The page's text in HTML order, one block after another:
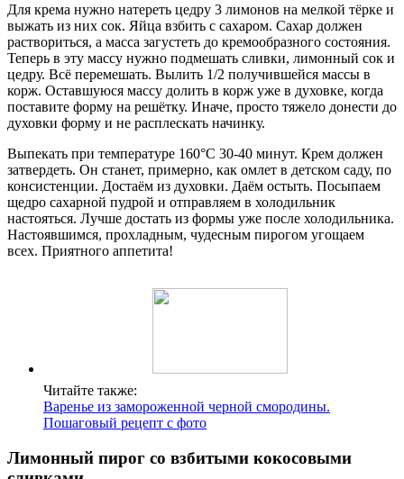
Для крема нужно натереть цедру 3 лимонов на мелкой тёрке и
выжать из них сок. Яйца взбить с сахаром. Сахар должен
раствориться, а масса загустеть до кремообразного состояния.
Теперь в эту массу нужно подмешать сливки, лимонный сок и
цедру. Всё перемешать. Вылить 1/2 получившейся массы в
корж. Оставшуюся массу долить в корж уже в духовке, когда
поставите форму на решётку. Иначе, просто тяжело донести до
духовки форму и не расплескать начинку.
Выпекать при температуре 160°С 30-40 минут. Крем должен
затвердеть. Он станет, примерно, как омлет в детском саду, по
консистенции. Достаём из духовки. Даём остыть. Посыпаем
щедро сахарной пудрой и отправляем в холодильник
настояться. Лучше достать из формы уже после холодильника.
Настоявшимся, прохладным, чудесным пирогом угощаем
всех. Приятного аппетита!
Читайте также:
Варенье из замороженной черной смородины.
Пошаговый рецепт с фото
Лимонный пирог со взбитыми кокосовыми